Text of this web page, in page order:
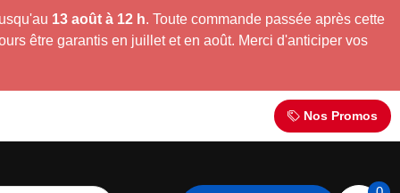
13 août à 12 h. Toute commande passée après cette
être garantis en juillet et en août. Merci d'anticiper vos
Nos Promos